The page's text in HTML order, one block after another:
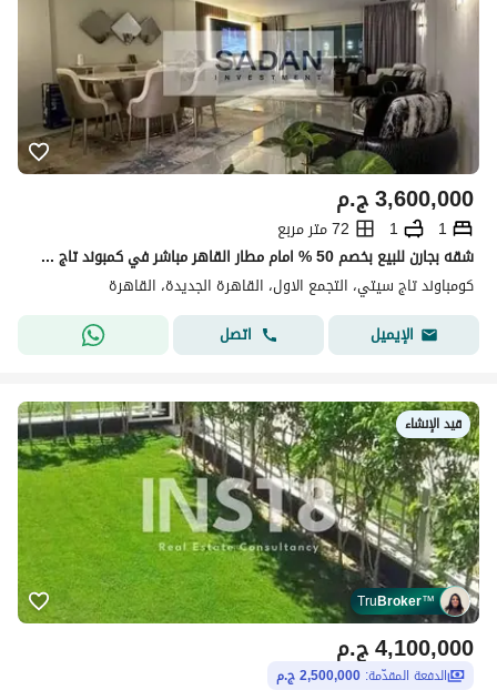
ج.م3,600,000
1
1
72 متر مربع
شقه بجارن للبيع بخصم 50 % امام مطار القاهر مباشر في كمبوند تاج سيتي القاهره الجديده
كومباوند تاج سيتي، التجمع الاول، القاهرة الجديدة، القاهرة
الإيميل
اتصل
قيد الإنشاء
TruBroker™
ج.م4,100,000
الدفعة المقدّمة: 2,500,000 ج.م